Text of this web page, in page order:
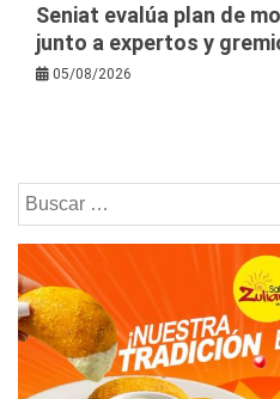
Seniat evalúa plan de
junto a expertos y
05/08/2026
Buscar: